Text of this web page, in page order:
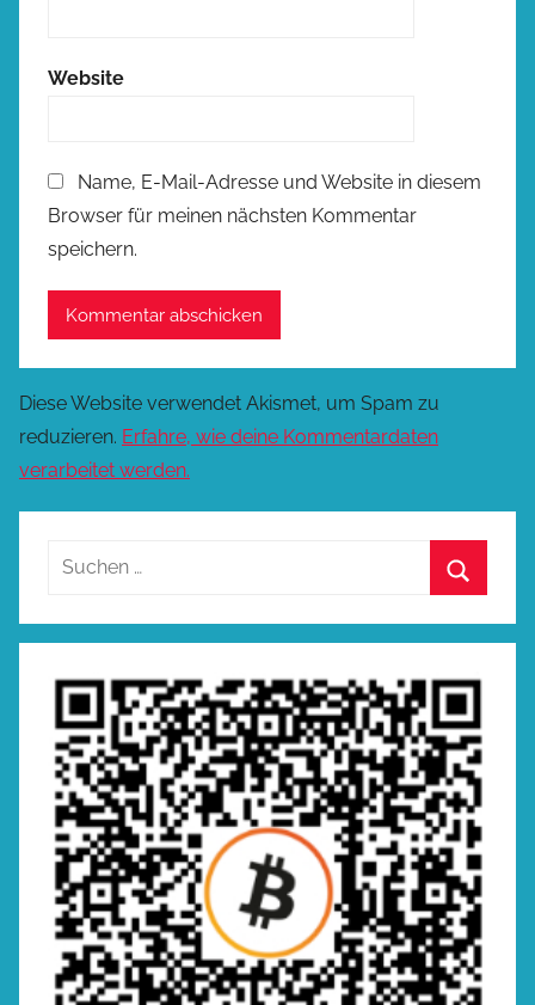
Website
Name, E-Mail-Adresse und Website in diesem
Browser für meinen nächsten Kommentar
speichern.
Diese Website verwendet Akismet, um Spam zu
reduzieren. Erfahre, wie deine Kommentardaten
verarbeitet werden.
Suchen